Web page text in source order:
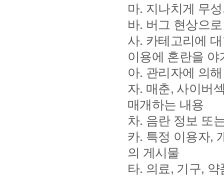
마. 지나치게 무
바. 버그 현상으
사. 카테고리에
이용에 혼란을
아. 관리자에 의
자. 매춘, 사이버
매개하는 내용
차. 음란 정보 또
카. 특정 이용자,
의 게시물
타. 의료, 기구,